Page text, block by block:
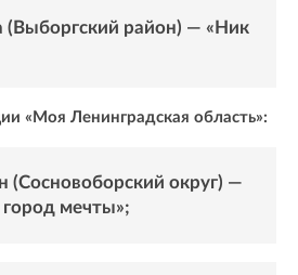
(Выборгский район) — «Ник
«Моя Ленинградская область»:
(Сосновоборский округ) —
город мечты»;